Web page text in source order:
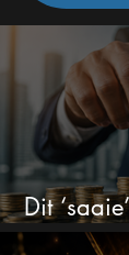
Dit
bizar